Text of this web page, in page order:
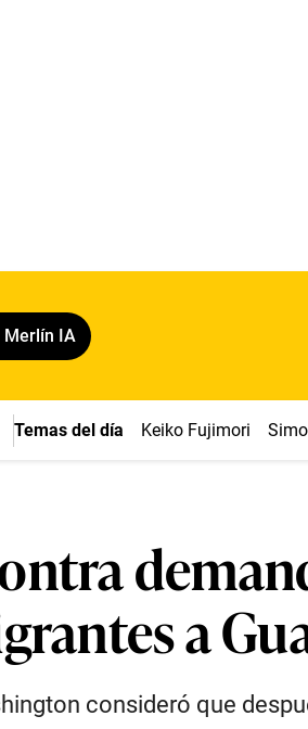
Merlín IA
Temas del día Keiko Fujimori
a
consideró que